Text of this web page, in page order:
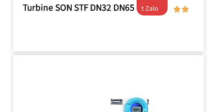
Turbine SON STF DN32 DN65
t Zalo